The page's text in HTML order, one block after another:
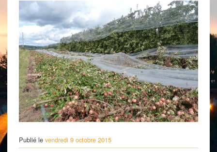
Publié le vendredi 9 octobre 2015